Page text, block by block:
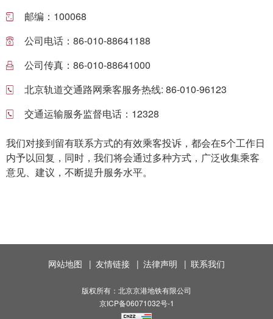
邮编：100068
公司电话： 86-010-88641188
公司传真： 86-010-88641000
北京轨道交通路网乘客服务热线: 86-010-96123
交通运输服务监督电话：12328
我们对接到留有联系方式的有效乘客投诉，都会在5个工作日
内予以回复，同时，我们将会通过多种方式，广泛收集乘客
意见、建议，不断提升服务水平。
网站地图 | 友情链接 | 法律声明 | 联系我们
版权所有：北京京港地铁有限公司
京ICP备06071032号-1